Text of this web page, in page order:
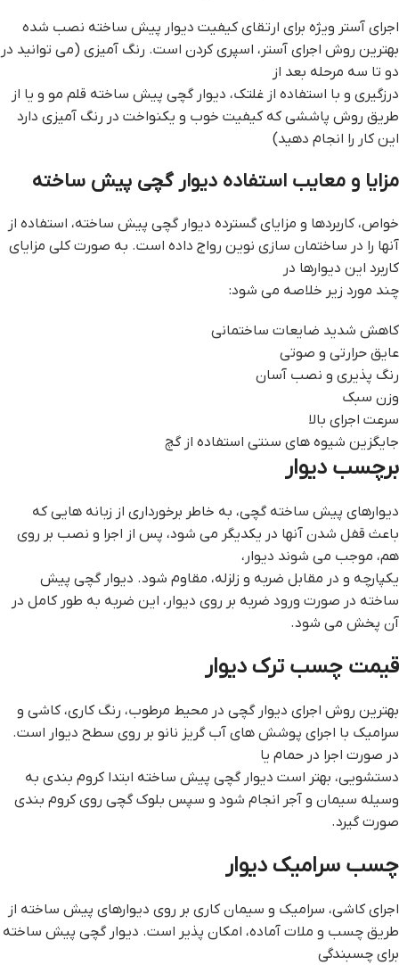
اجرای آستر ویژه برای ارتقای کیفیت دیوار پیش ساخته نصب شده
بهترین روش اجرای آستر، اسپری کردن است. رنگ آمیزی (می توانید در
دو تا سه مرحله بعد از
درزگیری و با استفاده از غلتک، ديوار گچي پيش ساخته قلم مو و یا از
طریق روش پاششی که کیفیت خوب و یکنواخت در رنگ آمیزی دارد
این کار را انجام دهید)
مزایا و معایب استفاده دیوار گچی پیش ساخته
خواص، کاربردها و مزایای گسترده دیوار گچی پیش ساخته، استفاده از
آنها را در ساختمان سازی نوین رواج داده است. به صورت کلی مزایای
کاربرد این دیوارها در
چند مورد زیر خلاصه می شود:
کاهش شدید ضایعات ساختمانی
عایق حرارتی و صوتی
رنگ پذیری و نصب آسان
وزن سبک
سرعت اجرای بالا
جایگزین شیوه های سنتی استفاده از گچ
برچسب ديوار
دیوارهای پیش ساخته گچی، به خاطر برخورداری از زبانه هایی که
باعث قفل شدن آنها در یکدیگر می شود، پس از اجرا و نصب بر روی
هم، موجب می شوند دیوار،
یکپارچه و در مقابل ضربه و زلزله، مقاوم شود. ديوار گچي پيش
ساخته در صورت ورود ضربه بر روی دیوار، این ضربه به طور کامل در
آن پخش می شود.
قيمت چسب ترک ديوار
بهترین روش اجرای دیوار گچی در محیط مرطوب، رنگ کاری، کاشی و
سرامیک با اجرای پوشش های آب گریز نانو بر روی سطح دیوار است.
در صورت اجرا در حمام یا
دستشویی، بهتر است ديوار گچي پيش ساخته ابتدا کروم بندی به
وسیله سیمان و آجر انجام شود و سپس بلوک گچی روی کروم بندی
صورت گیرد.
چسب سراميک ديوار
اجرای کاشی، سرامیک و سیمان کاری بر روی دیوارهای پیش ساخته از
طریق چسب و ملات آماده، امکان پذیر است. ديوار گچي پيش ساخته
برای چسبندگی